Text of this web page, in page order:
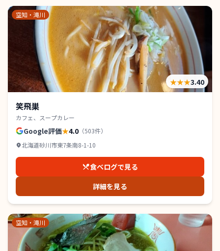
空知・滝川
★★★3.40
笑飛巣
カフェ、スープカレー
Google評価★4.0 （503件）
北海道砂川市東7条南8-1-10
食べログで見る
詳細を見る
空知・滝川